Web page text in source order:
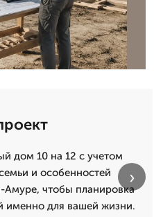
дом 10 на 12 с учетом
и особенностей
Амуре, чтобы планировка
именно для вашей жизни.
›